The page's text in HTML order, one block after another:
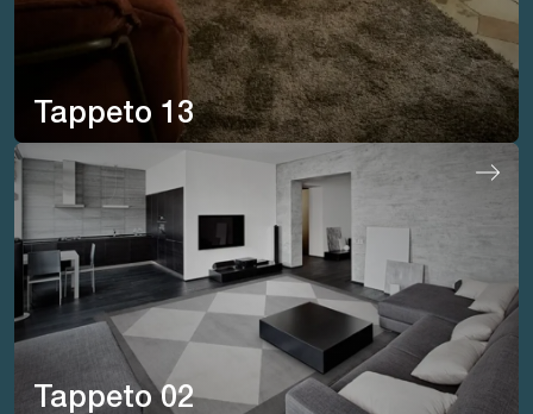
Tappeto 13
Tappeto 02